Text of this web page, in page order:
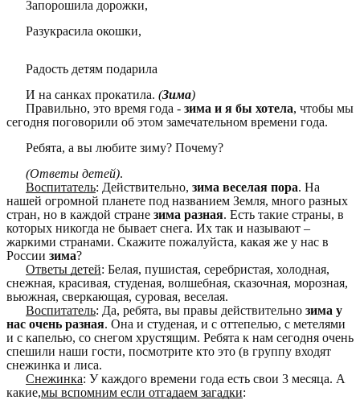
Запорошила дорожки,
Разукрасила окошки,
Радость детям подарила
И на санках прокатила. (Зима)
Правильно, это время года - зима и я бы хотела, чтобы мы
сегодня поговорили об этом замечательном времени года.
Ребята, а вы любите зиму? Почему?
(Ответы детей).
Воспитатель: Действительно, зима веселая пора. На
нашей огромной планете под названием Земля, много разных
стран, но в каждой стране зима разная. Есть такие страны, в
которых никогда не бывает снега. Их так и называют –
жаркими странами. Скажите пожалуйста, какая же у нас в
России зима?
Ответы детей: Белая, пушистая, серебристая, холодная,
снежная, красивая, студеная, волшебная, сказочная, морозная,
вьюжная, сверкающая, суровая, веселая.
Воспитатель: Да, ребята, вы правы действительно зима у
нас очень разная. Она и студеная, и с оттепелью, с метелями
и с капелью, со снегом хрустящим. Ребята к нам сегодня очень
спешили наши гости, посмотрите кто это (в группу входят
снежинка и лиса.
Снежинка: У каждого времени года есть свои 3 месяца. А
какие,мы вспомним если отгадаем загадки: